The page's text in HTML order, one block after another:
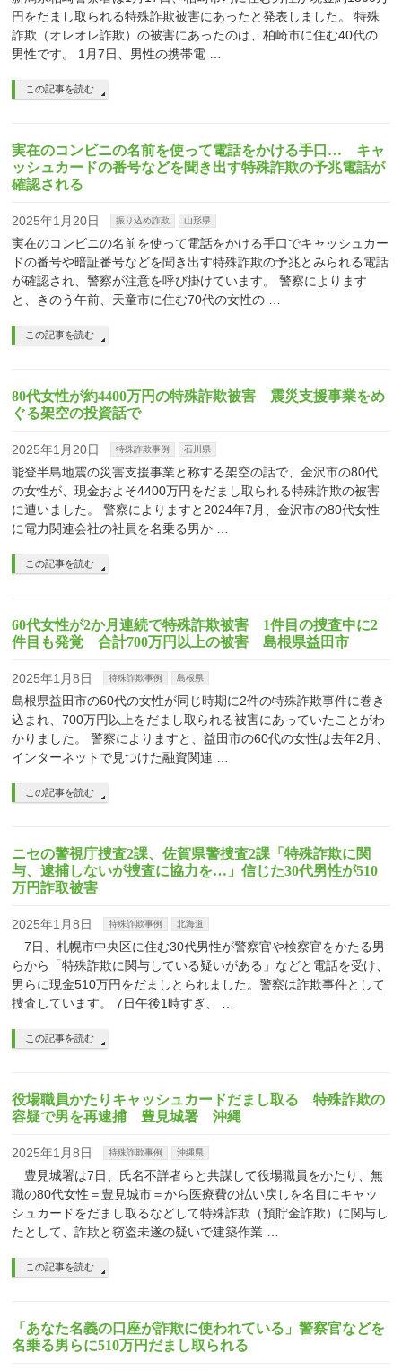
円をだまし取られる特殊詐欺被害にあったと発表しました。 特殊
詐欺（オレオレ詐欺）の被害にあったのは、柏崎市に住む40代の
男性です。 1月7日、男性の携帯電 …
この記事を読む
実在のコンビニの名前を使って電話をかける手口… キャ
ッシュカードの番号などを聞き出す特殊詐欺の予兆電話が
確認される
2025年1月20日 振り込め詐欺 山形県
実在のコンビニの名前を使って電話をかける手口でキャッシュカー
ドの番号や暗証番号などを聞き出す特殊詐欺の予兆とみられる電話
が確認され、警察が注意を呼び掛けています。 警察によります
と、きのう午前、天童市に住む70代の女性の …
この記事を読む
80代女性が約4400万円の特殊詐欺被害 震災支援事業をめ
ぐる架空の投資話で
2025年1月20日 特殊詐欺事例 石川県
能登半島地震の災害支援事業と称する架空の話で、金沢市の80代
の女性が、現金およそ4400万円をだまし取られる特殊詐欺の被害
に遭いました。 警察によりますと2024年7月、金沢市の80代女性
に電力関連会社の社員を名乗る男か …
この記事を読む
60代女性が2か月連続で特殊詐欺被害 1件目の捜査中に2
件目も発覚 合計700万円以上の被害 島根県益田市
2025年1月8日 特殊詐欺事例 島根県
島根県益田市の60代の女性が同じ時期に2件の特殊詐欺事件に巻き
込まれ、700万円以上をだまし取られる被害にあっていたことがわ
かりました。 警察によりますと、益田市の60代の女性は去年2月、
インターネットで見つけた融資関連 …
この記事を読む
ニセの警視庁捜査2課、佐賀県警捜査2課「特殊詐欺に関
与、逮捕しないが捜査に協力を…」信じた30代男性が510
万円詐取被害
2025年1月8日 特殊詐欺事例 北海道
7日、札幌市中央区に住む30代男性が警察官や検察官をかたる男
らから「特殊詐欺に関与している疑いがある」などと電話を受け、
男らに現金510万円をだましとられました。警察は詐欺事件として
捜査しています。 7日午後1時すぎ、 …
この記事を読む
役場職員かたりキャッシュカードだまし取る 特殊詐欺の
容疑で男を再逮捕 豊見城署 沖縄
2025年1月8日 特殊詐欺事例 沖縄県
豊見城署は7日、氏名不詳者らと共謀して役場職員をかたり、無
職の80代女性＝豊見城市＝から医療費の払い戻しを名目にキャッ
シュカードをだまし取るなどして特殊詐欺（預貯金詐欺）に関与し
たとして、詐欺と窃盗未遂の疑いで建築作業 …
この記事を読む
「あなた名義の口座が詐欺に使われている」警察官などを
名乗る男らに510万円だまし取られる